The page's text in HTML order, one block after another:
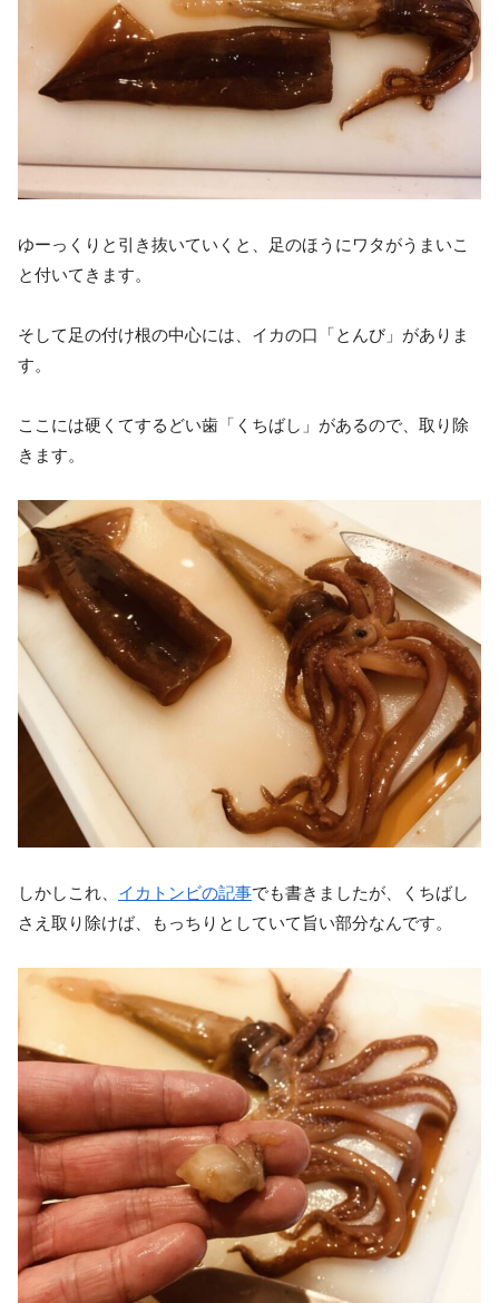
ゆーっくりと引き抜いていくと、足のほうにワタがうまいこ
と付いてきます。
そして足の付け根の中心には、イカの口「とんび」がありま
す。
ここには硬くてするどい歯「くちばし」があるので、取り除
きます。
しかしこれ、 イカトンビの記事でも書きましたが、くちばし
さえ取り除けば、もっちりとしていて旨い部分なんです。